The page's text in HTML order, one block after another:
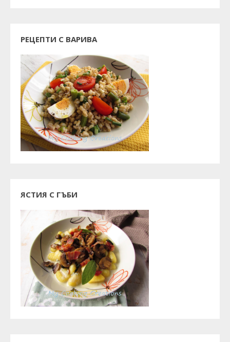
РЕЦЕПТИ С ВАРИВА
ЯСТИЯ С ГЪБИ